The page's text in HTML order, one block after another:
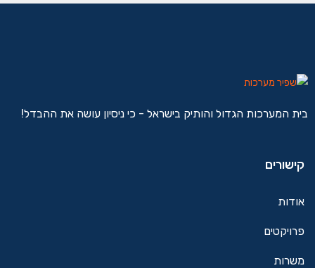
בית המערכות הגדול והותיק בישראל - כי ניסיון עושה את ההבדל!
קישורים
אודות
פרויקטים
משרות